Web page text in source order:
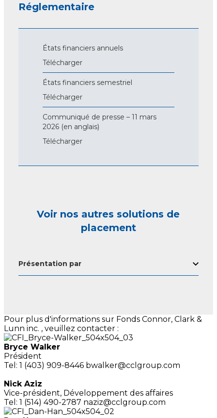
Réglementaire
États financiers annuels
Télécharger
États financiers semestriel
Télécharger
Communiqué de presse – 11 mars
2026 (en anglais)
Télécharger
Voir nos autres solutions de
placement
Présentation par
Pour plus d'informations sur Fonds Connor, Clark &
Lunn inc. , veuillez contacter :
Bryce Walker
Président
Tel: 1 (403) 909-8446 bwalker@cclgroup.com
Nick Aziz
Vice-président, Développement des affaires
Tel: 1 (514) 490-2787 naziz@cclgroup.com